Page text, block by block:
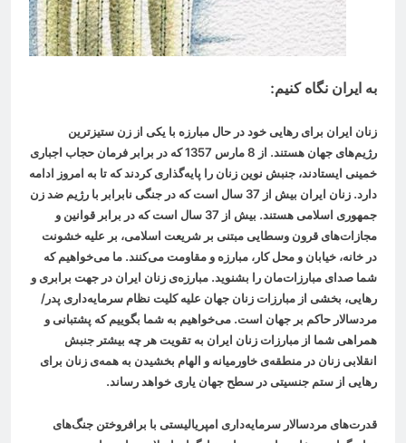
به ایران نگاه کنیم:
زنان ایران برای رهایی خود در حال مبارزه با یکی از زن ستیزترین
رژیم‌های جهان هستند. از 8 مارس 1357 که در برابر فرمان حجاب اجباری
خمینی ایستادند، جنبش نوین زنان را پایه‌گذاری کردند که تا به امروز ادامه
دارد. زنان ایران بیش از 37 سال است که در جنگی نابرابر با رژیم ضد زن
جمهوری اسلامی هستند. بیش از 37 سال است که در برابر قوانین و
مجازات‌های قرون وسطایی مبتنی بر شریعت اسلامی، بر علیه خشونت
در خانه، خیابان و محل کار، مبارزه و مقاومت می‌کنند. ما می‌خواهیم که
شما صدای مبارزات‌مان را بشنوید. مبارزه‌ی زنان ایران در جهت برابری و
رهایی، بخشی از مبارزات زنان جهان علیه کلیت نظام سرمایه‌داری پدر/
مردسالار حاکم بر جهان است. می‌خواهیم به شما بگوییم که پشتبانی و
همراهی شما از مبارزات زنان ایران به تقویت هر چه بیشتر جنبش
انقلابی زنان در منطقه‌ی خاورمیانه و الهام بخشیدن به همه‌ی زنان برای
رهایی از ستم جنسیتی در سطح جهان یاری خواهد رساند.
قدرت‌های مردسالار سرمایه‌داری امپریالیستی با برافروختن جنگ‌های